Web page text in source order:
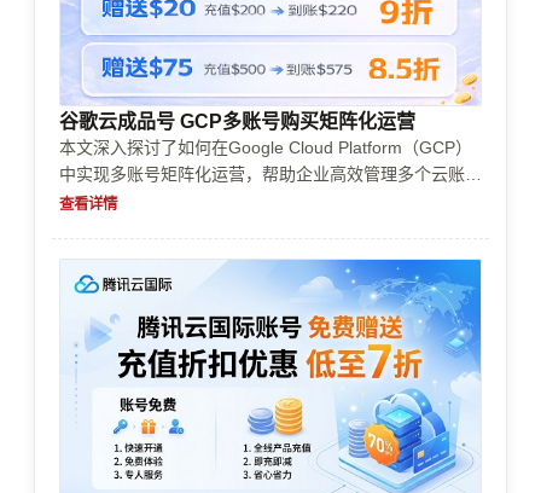
谷歌云成品号 GCP多账号购买矩阵化运营
本文深入探讨了如何在Google Cloud Platform（GCP）
中实现多账号矩阵化运营，帮助企业高效管理多个云账
号，提升资源利用率与安全性，助力数字化转型。通过详
查看详情